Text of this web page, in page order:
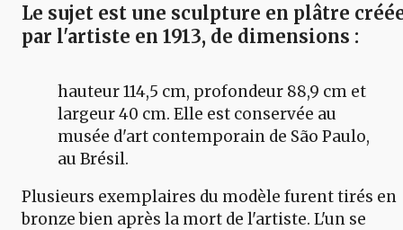
Le sujet est une sculpture en plâtre
par l'artiste en 1913, de dimensions :
hauteur 114,5 cm, profondeur 88,9 cm et
largeur 40 cm. Elle est conservée au
musée d'art contemporain de São Paulo,
au Brésil.
Plusieurs exemplaires du modèle furent tirés en
bronze bien après la mort de l'artiste. L'un se